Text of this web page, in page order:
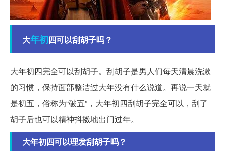
大年初四可以刮胡子吗？
大年初四完全可以刮胡子。刮胡子是男人们每天清晨洗漱
的习惯，保持面部整洁过大年没有什么说道。再说一天就
是初五，俗称为“破五”，大年初四刮胡子完全可以，刮了
胡子后也可以精神抖擞地出门过年。
大年初四可以理发刮胡子吗？